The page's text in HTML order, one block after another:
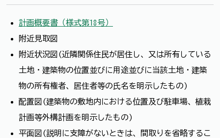
計画概要書（様式第18号）
附近見取図
附近状況図(近隣関係住民が居住し、又は所有している
土地・建築物の位置並びに用途並びに当該土地・建築
物の所有権者、居住者等の氏名を明示したもの)
配置図(建築物の敷地内における位置及び駐車場、植栽
計画等外構計画を明示したもの)
平面図(説明に支障がないときは、間取りを省略するこ